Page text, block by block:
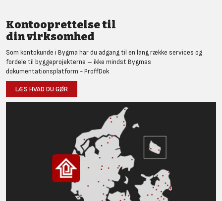
Kontooprettelse til
din virksomhed
Som kontokunde i Bygma har du adgang til en lang række services og
fordele til byggeprojekterne – ikke mindst Bygmas
dokumentationsplatform - ProffDok
LÆS HVAD DU GØR